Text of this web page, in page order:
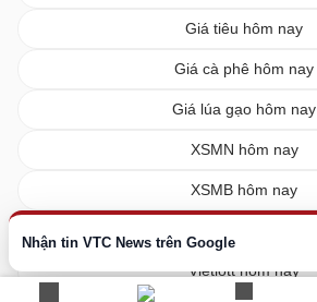
Nhận tin VTC News trên Google
Giá tiêu hôm nay
Giá cà phê hôm nay
Giá lúa gạo hôm nay
XSMN hôm nay
XSMB hôm nay
Vietlott hôm nay